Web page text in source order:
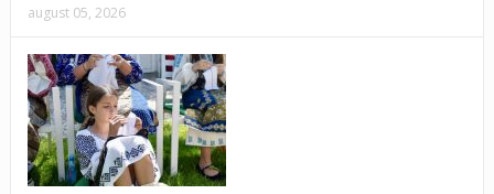
august 05, 2026